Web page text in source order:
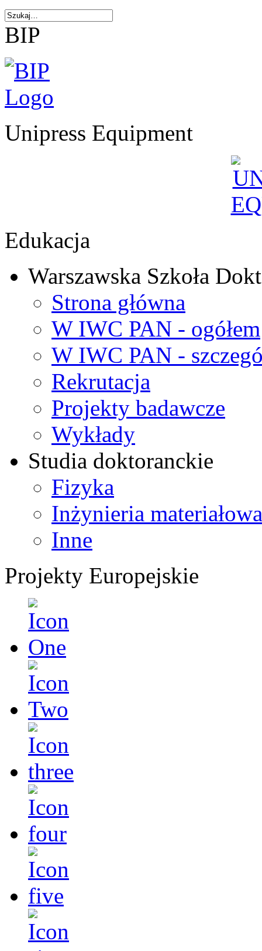
BIP
Unipress Equipment
Edukacja
Warszawska Szkoła
Strona główna
W IWC PAN - ogółem
W IWC PAN -
Rekrutacja
Projekty badawcze
Wykłady
Studia doktoranckie
Fizyka
Inżynieria materiałowa
Inne
Projekty Europejskie